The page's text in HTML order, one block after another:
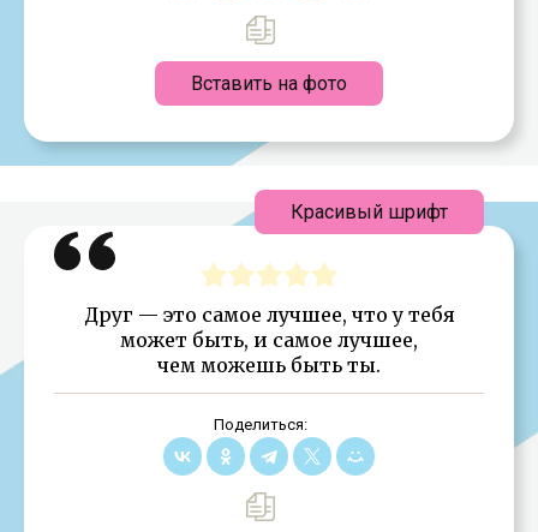
Вставить на фото
Друг — это самое лучшее, что у тебя
может быть, и самое лучшее,
чем можешь быть ты.
Поделиться:
Красивый шрифт